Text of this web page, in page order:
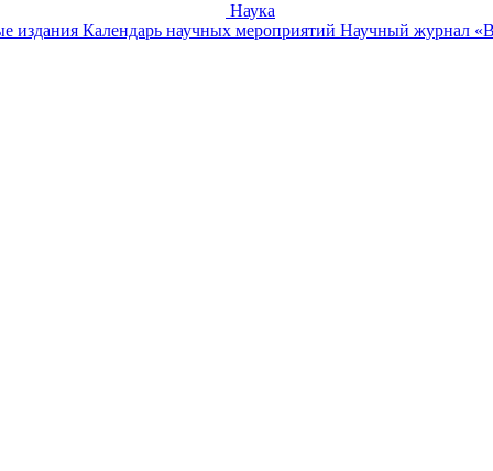
Наука
издания Календарь научных мероприятий Научный журнал